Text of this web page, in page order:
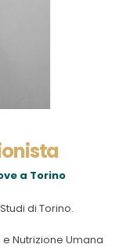
a Torino
di Torino.
Nutrizione Umana